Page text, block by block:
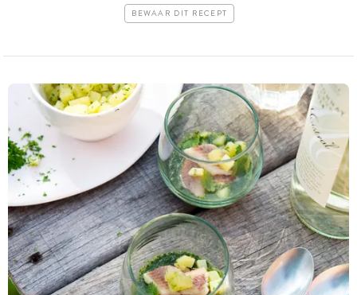
BEWAAR DIT RECEPT